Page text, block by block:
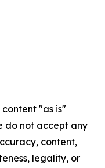
content "as is"
do not accept any
content,
legality, or